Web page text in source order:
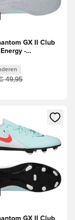
GX II Club
-
49,95
aan te melden als
venster om in te
GX II Club